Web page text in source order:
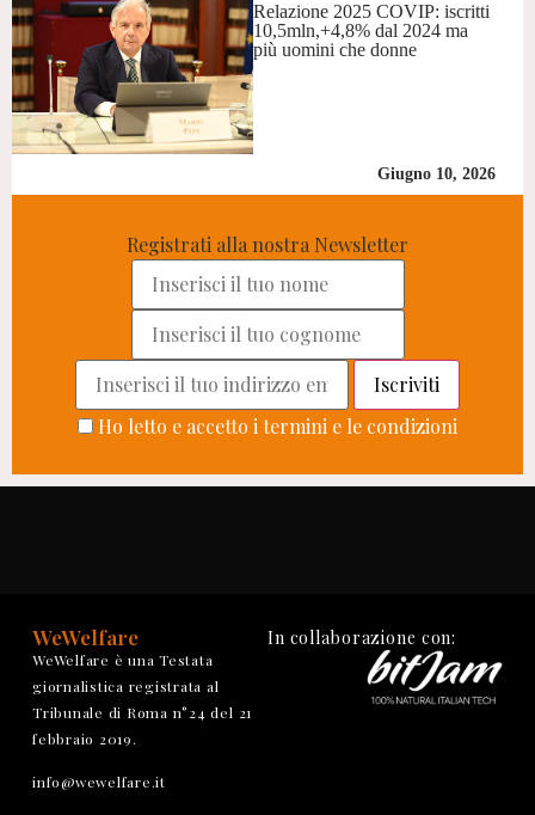
Relazione 2025 COVIP: iscritti
10,5mln,+4,8% dal 2024 ma
più uomini che donne
Giugno 10, 2026
Registrati alla nostra Newsletter
Ho letto e accetto i termini e le condizioni
WeWelfare
WeWelfare è una Testata
giornalistica registrata al
Tribunale di Roma n°24 del 21
febbraio 2019.
info@wewelfare.it
In collaborazione con: